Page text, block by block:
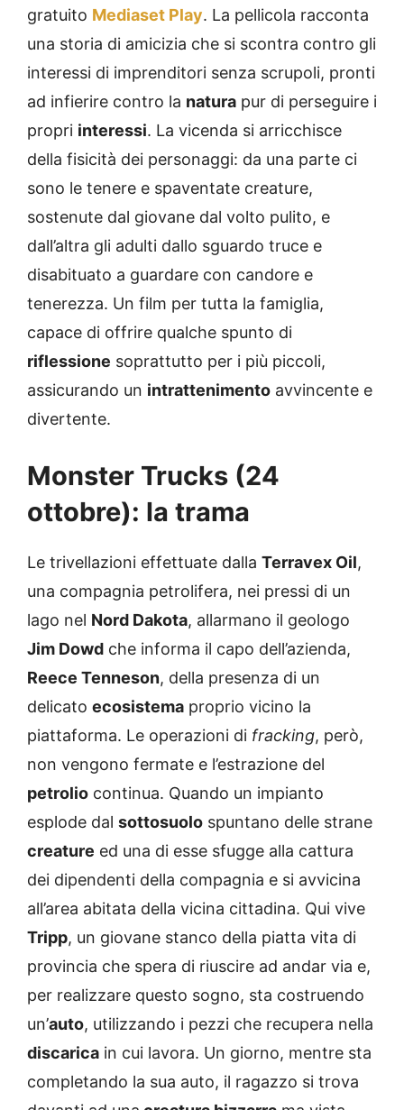
gratuito Mediaset Play. La pellicola racconta
una storia di amicizia che si scontra contro gli
interessi di imprenditori senza scrupoli, pronti
ad infierire contro la natura pur di perseguire i
propri interessi. La vicenda si arricchisce
della fisicità dei personaggi: da una parte ci
sono le tenere e spaventate creature,
sostenute dal giovane dal volto pulito, e
dall’altra gli adulti dallo sguardo truce e
disabituato a guardare con candore e
tenerezza. Un film per tutta la famiglia,
capace di offrire qualche spunto di
riflessione soprattutto per i più piccoli,
assicurando un intrattenimento avvincente e
divertente.
Monster Trucks (24
ottobre): la trama
Le trivellazioni effettuate dalla Terravex Oil,
una compagnia petrolifera, nei pressi di un
lago nel Nord Dakota, allarmano il geologo
Jim Dowd che informa il capo dell’azienda,
Reece Tenneson, della presenza di un
delicato ecosistema proprio vicino la
piattaforma. Le operazioni di fracking, però,
non vengono fermate e l’estrazione del
petrolio continua. Quando un impianto
esplode dal sottosuolo spuntano delle strane
creature ed una di esse sfugge alla cattura
dei dipendenti della compagnia e si avvicina
all’area abitata della vicina cittadina. Qui vive
Tripp, un giovane stanco della piatta vita di
provincia che spera di riuscire ad andar via e,
per realizzare questo sogno, sta costruendo
un’auto, utilizzando i pezzi che recupera nella
discarica in cui lavora. Un giorno, mentre sta
completando la sua auto, il ragazzo si trova